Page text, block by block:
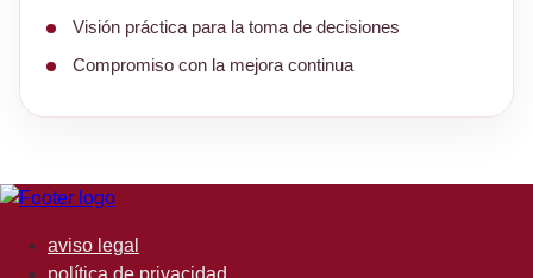
Visión práctica para la toma de decisiones
Compromiso con la mejora continua
aviso legal
política de privacidad